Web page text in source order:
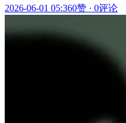
2026-06-01 05:360赞 · 0评论